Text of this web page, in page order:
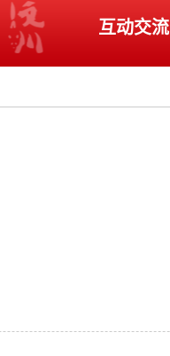
互动交流